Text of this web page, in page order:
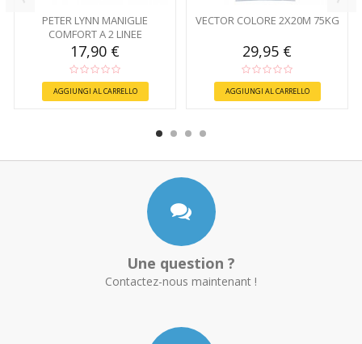
PETER LYNN MANIGLIE
COMFORT A 2 LINEE
17,90 €
AGGIUNGI AL CARRELLO
VECTOR COLORE 2X20M 75KG
29,95 €
AGGIUNGI AL CARRELLO
Une question ?
Contactez-nous maintenant !